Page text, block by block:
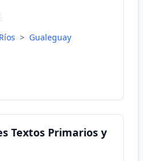
> Gualeguay
Textos Primarios y